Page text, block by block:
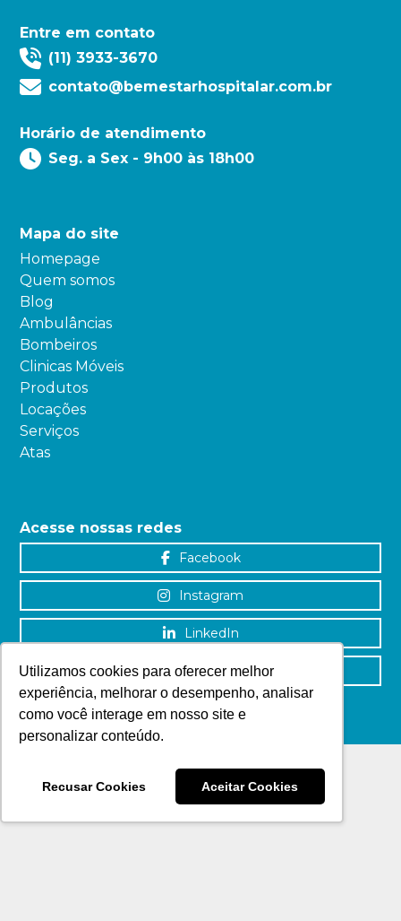
Utilizamos cookies para oferecer melhor
experiência, melhorar o desempenho, analisar
como você interage em nosso site e
personalizar conteúdo.
Recusar Cookies Aceitar Cookies
Entre em contato
(11) 3933-3670
contato@bemestarhospitalar.com.br
Horário de atendimento
Seg. a Sex - 9h00 às 18h00
Mapa do site
Homepage
Quem somos
Blog
Ambulâncias
Bombeiros
Clinicas Móveis
Produtos
Locações
Serviços
Atas
Acesse nossas redes
Facebook
Instagram
LinkedIn
YouTube